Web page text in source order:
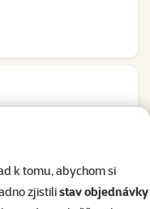
k tomu, abychom si
zjistilistav objednávky